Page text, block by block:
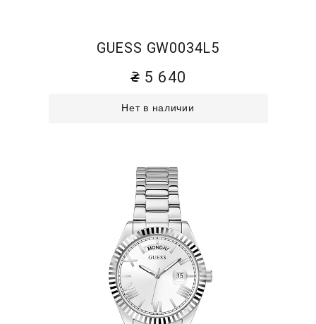
GUESS GW0034L5
5 640
Нет в наличии